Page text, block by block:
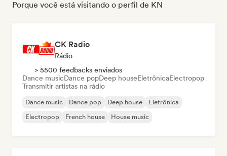
Porque você está visitando o perfil de KN
CK Radio
Rádio
> 5500 feedbacks enviados
Dance musicDance popDeep houseEletrônicaElectropop
Transmitir artistas na rádio
Dance music Dance pop Deep house
Eletrônica
Electropop
French house House music